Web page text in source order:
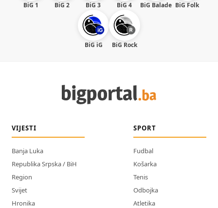
BiG 1 BiG 2 BiG 3 BiG 4 BiG Balade BiG Folk
BiG iG BiG Rock
VIJESTI
Banja Luka
Republika Srpska / BiH
Region
Svijet
Hronika
SPORT
Fudbal
Košarka
Tenis
Odbojka
Atletika